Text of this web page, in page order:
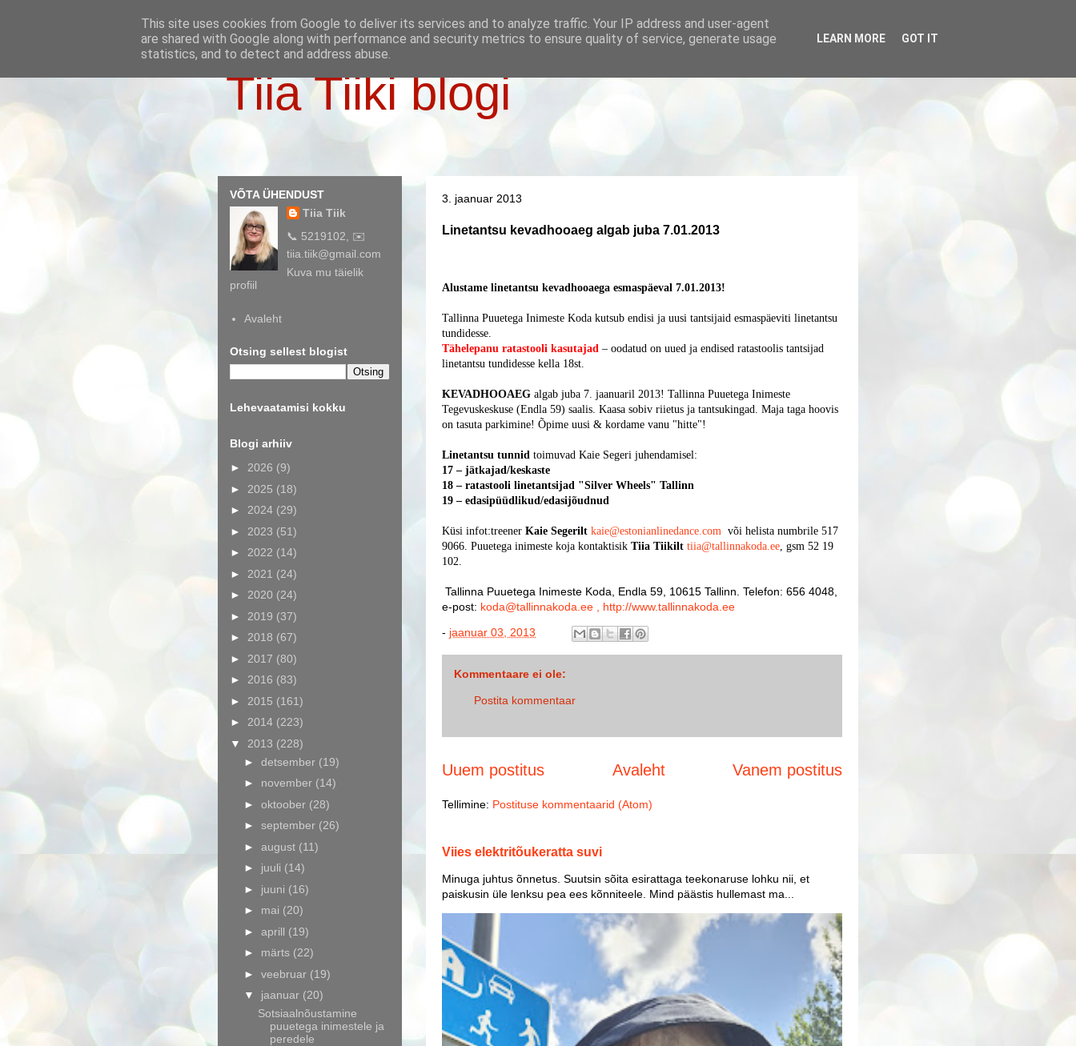
Tiia Tiiki blogi
3. jaanuar 2013
Linetantsu kevadhooaeg algab juba 7.01.2013
Alustame linetantsu kevadhooaega esmaspäeval 7.01.2013!
Tallinna Puuetega Inimeste Koda kutsub endisi ja uusi tantsijaid esmaspäeviti linetantsu
tundidesse.
Tähelepanu ratastooli kasutajad – oodatud on uued ja endised ratastoolis tantsijad
linetantsu tundidesse kella 18st.
KEVADHOOAEG algab juba 7. jaanuaril 2013! Tallinna Puuetega Inimeste
Tegevuskeskuse (Endla 59) saalis. Kaasa sobiv riietus ja tantsukingad. Maja taga hoovis
on tasuta parkimine! Õpime uusi & kordame vanu "hitte"!
Linetantsu tunnid toimuvad Kaie Segeri juhendamisel:
17 – jätkajad/keskaste
18 – ratastooli linetantsijad "Silver Wheels" Tallinn
19 – edasipüüdlikud/edasijõudnud
Küsi infot:treener Kaie Segerilt kaie@estonianlinedance.com või helista numbrile 517
9066. Puuetega inimeste koja kontaktisik Tiia Tiikilt tiia@tallinnakoda.ee, gsm 52 19
102.
Tallinna Puuetega Inimeste Koda, Endla 59, 10615 Tallinn. Telefon: 656 4048,
e-post: koda@tallinnakoda.ee , http://www.tallinnakoda.ee
- jaanuar 03, 2013
Kommentaare ei ole:
Postita kommentaar
Uuem postitus Vanem postitus
Avaleht
Tellimine: Postituse kommentaarid (Atom)
Viies elektritõukeratta suvi
Minuga juhtus õnnetus. Suutsin sõita esirattaga teekonaruse lohku nii, et
paiskusin üle lenksu pea ees kõnniteele. Mind päästis hullemast ma...
VÕTA ÜHENDUST
Tiia Tiik
📞 5219102, ✉️
tiia.tiik@gmail.com
Kuva mu täielik
profiil
Avaleht
Otsing sellest blogist
Lehevaatamisi kokku
Blogi arhiiv
► 2026 (9)
► 2025 (18)
► 2024 (29)
► 2023 (51)
► 2022 (14)
► 2021 (24)
► 2020 (24)
► 2019 (37)
► 2018 (67)
► 2017 (80)
► 2016 (83)
► 2015 (161)
► 2014 (223)
▼ 2013 (228)
► detsember (19)
► november (14)
► oktoober (28)
► september (26)
► august (11)
► juuli (14)
► juuni (16)
► mai (20)
► aprill (19)
► märts (22)
► veebruar (19)
▼ jaanuar (20)
Sotsiaalnõustamine
puuetega inimestele ja
peredele
This site uses cookies from Google to deliver its services and to analyze traffic. Your IP address and user-agent
are shared with Google along with performance and security metrics to ensure quality of service, generate usage
statistics, and to detect and address abuse.
LEARN MORE GOT IT